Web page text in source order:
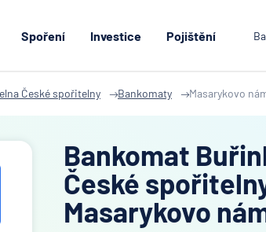
Spoření Investice Pojištění
České spořitelny Bankomaty Masarykovo
Bankomat
České
Masarykovo